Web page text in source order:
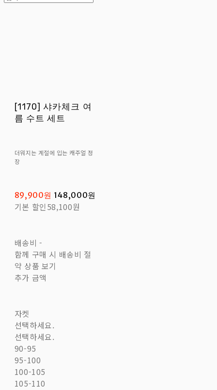
[1170] 샤카체크 여
름 수트 세트
더워지는 계절에 입는 캐주얼 정
장
89,900원 148,000원
기본 할인 58,100원
배송비 -
함께 구매 시 배송비 절
약 상품 보기
추가 금액
자켓
선택하세요.
선택하세요.
90-95
95-100
100-105
105-110